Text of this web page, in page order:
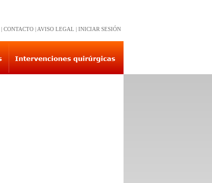
| CONTACTO | AVISO LEGAL | INICIAR SESIÓN